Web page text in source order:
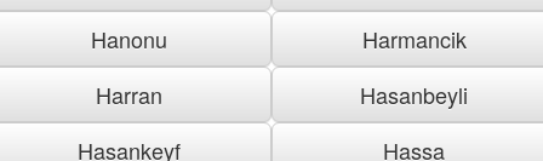
Hanonu
Harmancik
Harran
Hasanbeyli
Hasankeyf
Hassa